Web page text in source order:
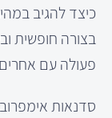
כיצד להגיב
בצורה חופשית
פעולה עם
סדנאות